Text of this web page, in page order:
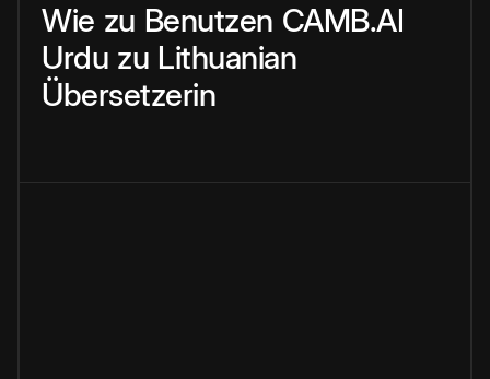
Wie zu Benutzen CAMB.AI
Urdu zu Lithuanian
Übersetzerin